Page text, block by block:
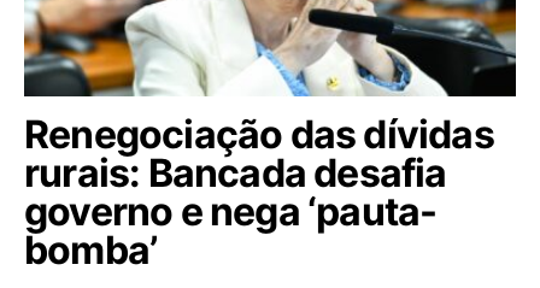
Renegociação das dívidas
rurais: Bancada desafia
governo e nega ‘pauta-
bomba’